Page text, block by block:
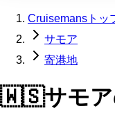
Cruisemansトッ
サモア
寄港地
🇼🇸サモア